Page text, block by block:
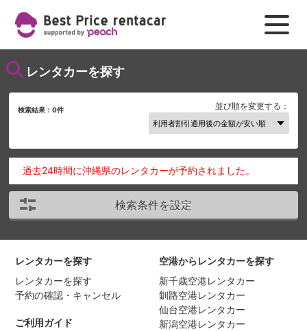
レンタカーを探す
検索結果：0件 並び順を変更する：
過去24時間に沖縄県のレンタカーが予約されました。
検索条件を設定
レンタカーを探す
レンタカーを探す
予約の確認・キャンセル
ご利用ガイド
空港からレンタカーを探す
新千歳空港レンタカー
釧路空港レンタカー
仙台空港レンタカー
新潟空港レンタカー